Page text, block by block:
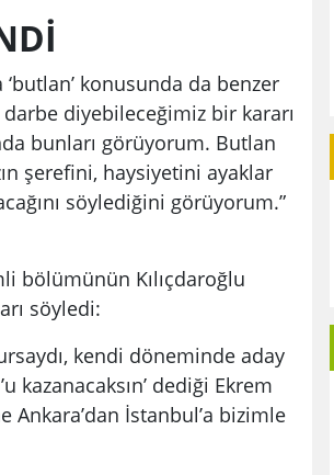
konusunda da benzer
diyebileceğimiz bir kararı
bunları görüyorum. Butlan
şerefini, haysiyetini ayaklar
söylediğini görüyorum.”
bölümünün Kılıçdaroğlu
söyledi:
kendi döneminde aday
kazanacaksın’ dediği Ekrem
İstanbul’a bizimle